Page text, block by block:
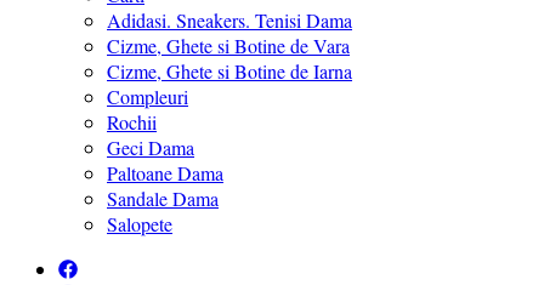
Adidasi. Sneakers. Tenisi Dama
Cizme, Ghete si Botine de Vara
Cizme, Ghete si Botine de Iarna
Compleuri
Rochii
Geci Dama
Paltoane Dama
Sandale Dama
Salopete